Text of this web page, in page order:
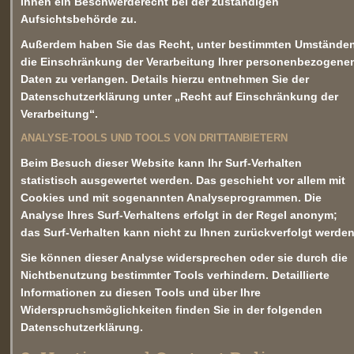
Aufsichtsbehörde zu.
Außerdem haben Sie das Recht, unter bestimmten
die Einschränkung der Verarbeitung Ihrer
Daten zu verlangen. Details hierzu entnehmen Sie der
Datenschutzerklärung unter „Recht auf Einschränkung der
Verarbeitung“.
ANALYSE-TOOLS UND TOOLS VON DRITTANBIETERN
Beim Besuch dieser Website kann Ihr Surf-Verhalten
statistisch ausgewertet werden. Das geschieht vor allem mit
Cookies und mit sogenannten Analyseprogrammen. Die
Analyse Ihres Surf-Verhaltens erfolgt in der Regel anonym;
das Surf-Verhalten kann nicht zu Ihnen zurückverfolgt
Sie können dieser Analyse widersprechen oder sie durch die
Nichtbenutzung bestimmter Tools verhindern. Detaillierte
Informationen zu diesen Tools und über Ihre
Widerspruchsmöglichkeiten finden Sie in der folgenden
Datenschutzerklärung.